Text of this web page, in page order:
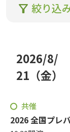
絞り込
2026/
年
8/
月
21 （金）
共催
2026 全国プレ